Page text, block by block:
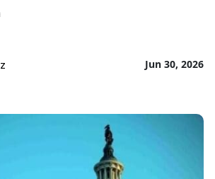
Jun 30, 2026